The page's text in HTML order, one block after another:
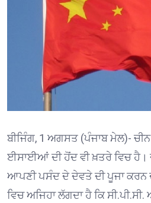
ਬੀਜਿੰਗ, 1 ਅਗਸਤ (ਪੰਜਾਬ ਮੇਲ)- ਚੀਨ
ਈਸਾਈਆਂ ਦੀ ਹੋਂਦ ਵੀ ਖ਼ਤਰੇ ਵਿਚ ਹੈ।
ਆਪਣੀ ਪਸੰਦ ਦੇ ਦੇਵਤੇ ਦੀ ਪੂਜਾ ਕਰਨ
ਵਿਚ ਅਜਿਹਾ ਲੱਗਦਾ ਹੈ ਕਿ